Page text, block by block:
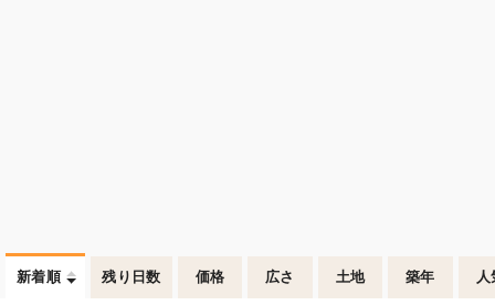
新着順 残り日数 価格 広さ 土地 築年 人